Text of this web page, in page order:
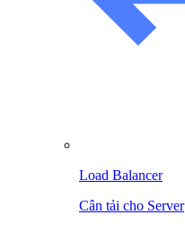
Load Balancer
Cân tải cho Server